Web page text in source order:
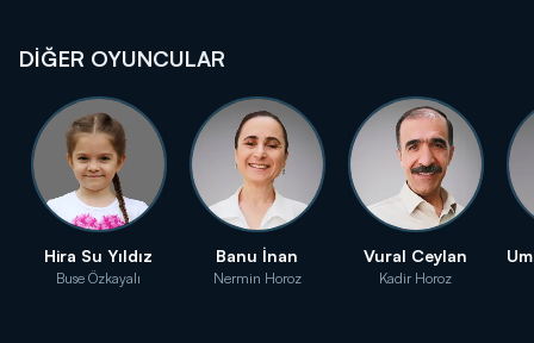
DİĞER OYUNCULAR
Hira Su Yıldız
Buse Özkayalı
Banu İnan
Nermin Horoz
Vural Ceylan
Kadir Horoz